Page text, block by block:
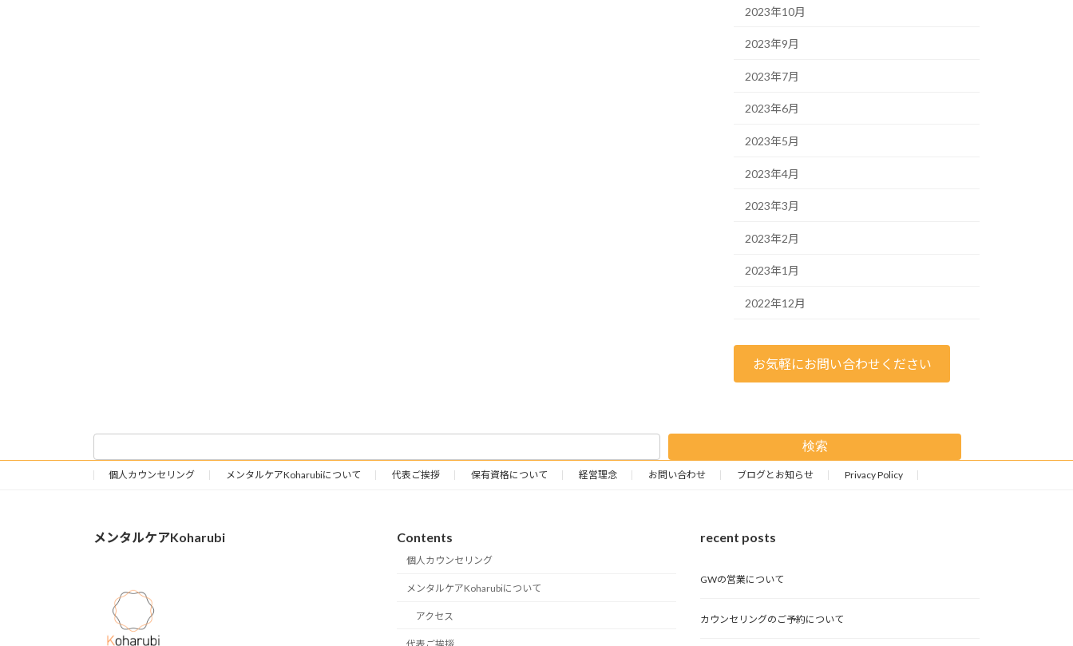
2023年10月
2023年9月
2023年7月
2023年6月
2023年5月
2023年4月
2023年3月
2023年2月
2023年1月
2022年12月
お気軽にお問い合わせください
検索
個人カウンセリング メンタルケアKoharubiについて 代表ご挨拶 保有資格について 経営理念 お問い合わせ ブログとお知らせ Privacy Policy
メンタルケアKoharubi Contents
個人カウンセリング
メンタルケアKoharubiについて
アクセス
recent posts
GWの営業について
カウンセリングのご予約について